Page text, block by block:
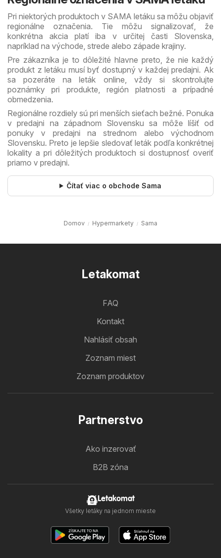
Pri niektorých produktoch v SAMA letáku sa môžu objaviť
regionálne označenia. Tie môžu signalizovať, že
konkrétna akcia platí iba v určitej časti Slovenska,
napríklad na východe, strede alebo západe krajiny.
Pre zákazníka je to dôležité hlavne preto, že nie každý
produkt z letáku musí byť dostupný v každej predajni. Ak
sa pozeráte na leták online, vždy si skontrolujte
poznámky pri produkte, región platnosti a prípadné
obmedzenia.
Regionálne rozdiely sú pri menších sieťach bežné. Ponuka
v predajni na západnom Slovensku sa môže líšiť od
ponuky v predajni na strednom alebo východnom
Slovensku. Preto je lepšie sledovať leták podľa konkrétnej
lokality a pri dôležitých produktoch si dostupnosť overiť
priamo v predajni.
Čítať viac o obchode Sama
Domov Hypermarkety Sama
Letakomat
FAQ
Kontakt
Nahlásiť obsah
Zoznam miest
Zoznam produktov
Partnerstvo
Ako inzerovať
B2B zóna
Letakomat
Všetky letáky na jednom mieste